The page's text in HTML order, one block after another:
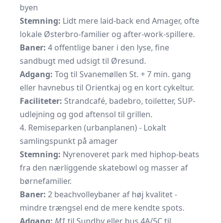
byen
Stemning: Lidt mere laid-back end Amager, ofte
lokale Østerbro-familier og after-work-spillere.
Baner: 4 offentlige baner i den lyse, fine
sandbugt med udsigt til Øresund.
Adgang: Tog til Svanemøllen St. + 7 min. gang
eller havnebus til Orientkaj og en kort cykeltur.
Faciliteter: Strandcafé, badebro, toiletter, SUP-
udlejning og god aftensol til grillen.
4. Remiseparken (urbanplanen) - Lokalt
samlingspunkt på amager
Stemning: Nyrenoveret park med hiphop-beats
fra den nærliggende skatebowl og masser af
børnefamilier.
Baner: 2 beachvolleybaner af høj kvalitet -
mindre trængsel end de mere kendte spots.